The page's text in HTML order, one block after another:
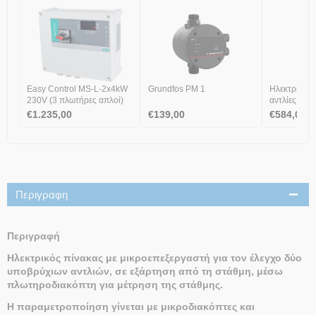
Easy Control MS-L-2x4kW
230V (3 πλωτήρες απλοί)
€1.235,00
Grundfos PM 1
€139,00
Ηλεκτρικός
αντλίες
€584,00
Περιγραφη
Περιγραφή
Ηλεκτρικός πίνακας με μικροεπεξεργαστή για τον έλεγχο δύο
υποβρύχιων αντλιών, σε εξάρτηση από τη στάθμη, μέσω
πλωτηροδιακόπτη για μέτρηση της στάθμης.
Η παραμετροποίηση γίνεται με μικροδιακόπτες και